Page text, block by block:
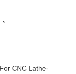
、